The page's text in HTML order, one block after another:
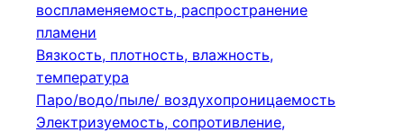
воспламеняемость, распространение
пламени
Вязкость, плотность, влажность,
температура
Паро/водо/пыле/ воздухопроницаемость
Электризуемость, сопротивление,